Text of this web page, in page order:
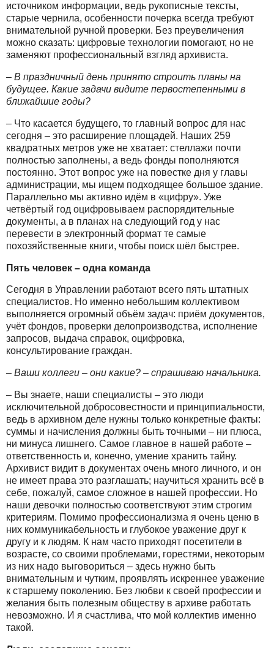
источником информации, ведь рукописные тексты,
старые чернила, особенности почерка всегда требуют
внимательной ручной проверки. Без преувеличения
можно сказать: цифровые технологии помогают, но не
заменяют профессиональный взгляд архивиста.
– В праздничный день принято строить планы на
будущее. Какие задачи видите первостепенными в
ближайшие годы?
– Что касается будущего, то главный вопрос для нас
сегодня – это расширение площадей. Наших 259
квадратных метров уже не хватает: стеллажи почти
полностью заполнены, а ведь фонды пополняются
постоянно. Этот вопрос уже на повестке дня у главы
администрации, мы ищем подходящее большое здание.
Параллельно мы активно идём в «цифру». Уже
четвёртый год оцифровываем распорядительные
документы, а в планах на следующий год у нас
перевести в электронный формат те самые
похозяйственные книги, чтобы поиск шёл быстрее.
Пять человек – одна команда
Сегодня в Управлении работают всего пять штатных
специалистов. Но именно небольшим коллективом
выполняется огромный объём задач: приём документов,
учёт фондов, проверки делопроизводства, исполнение
запросов, выдача справок, оцифровка,
консультирование граждан.
– Ваши коллеги – они какие? – спрашиваю начальника.
– Вы знаете, наши специалисты – это люди
исключительной добросовестности и принципиальности,
ведь в архивном деле нужны только конкретные факты:
суммы и начисления должны быть точными – ни плюса,
ни минуса лишнего. Самое главное в нашей работе –
ответственность и, конечно, умение хранить тайну.
Архивист видит в документах очень много личного, и он
не имеет права это разглашать; научиться хранить всё в
себе, пожалуй, самое сложное в нашей профессии. Но
наши девочки полностью соответствуют этим строгим
критериям. Помимо профессионализма я очень ценю в
них коммуникабельность и глубокое уважение друг к
другу и к людям. К нам часто приходят посетители в
возрасте, со своими проблемами, горестями, некоторым
из них надо выговориться – здесь нужно быть
внимательным и чутким, проявлять искреннее уважение
к старшему поколению. Без любви к своей профессии и
желания быть полезным обществу в архиве работать
невозможно. И я счастлива, что мой коллектив именно
такой.